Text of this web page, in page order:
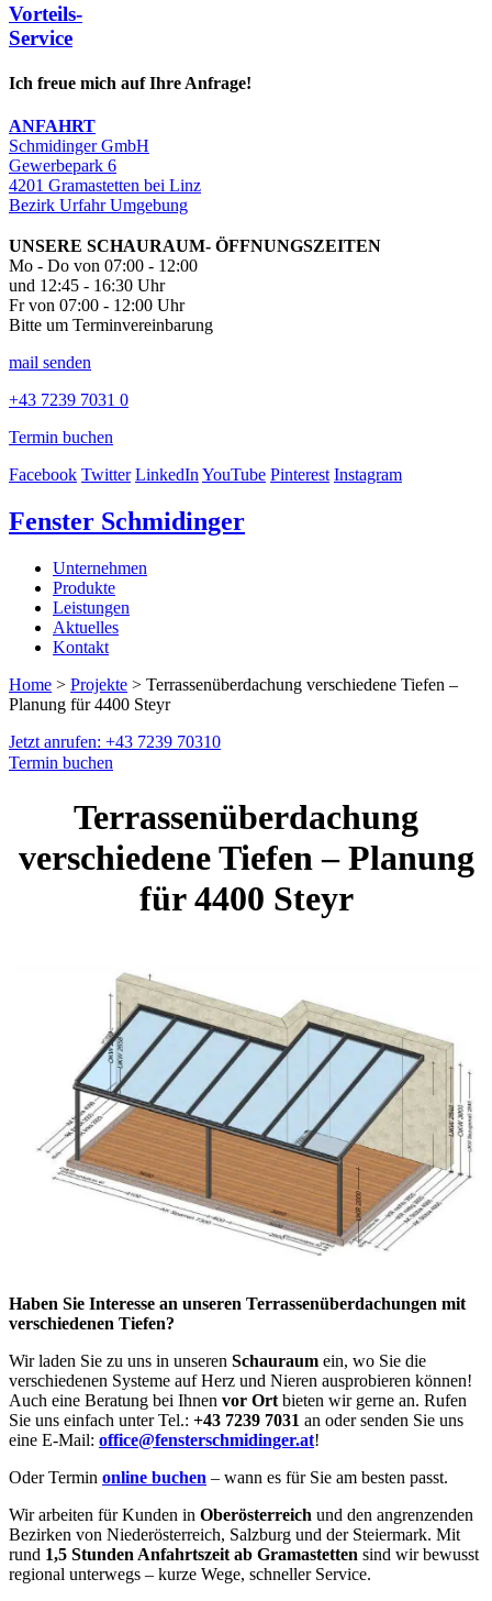
Vorteils-
Service
Ich freue mich auf Ihre Anfrage!
ANFAHRT
Schmidinger GmbH
Gewerbepark 6
4201 Gramastetten bei Linz
Bezirk Urfahr Umgebung
UNSERE SCHAURAUM- ÖFFNUNGSZEITEN
Mo - Do von 07:00 - 12:00
und 12:45 - 16:30 Uhr
Fr von 07:00 - 12:00 Uhr
Bitte um Terminvereinbarung
mail senden
+43 7239 7031 0
Termin buchen
Facebook Twitter LinkedInYouTube Pinterest Instagram
Fenster Schmidinger
Unternehmen
Produkte
Leistungen
Aktuelles
Kontakt
Home > Projekte > Terrassenüberdachung verschiedene Tiefen –
Planung für 4400 Steyr
Jetzt anrufen: +43 7239 70310
Termin buchen
Terrassenüberdachung
verschiedene Tiefen – Planung
für 4400 Steyr
Haben Sie Interesse an unseren Terrassenüberdachungen mit
verschiedenen Tiefen?
Wir laden Sie zu uns in unseren Schauraum ein, wo Sie die
verschiedenen Systeme auf Herz und Nieren ausprobieren können!
Auch eine Beratung bei Ihnen vor Ort bieten wir gerne an. Rufen
Sie uns einfach unter Tel.: +43 7239 7031 an oder senden Sie uns
eine E-Mail: office@fensterschmidinger.at!
Oder Termin online buchen – wann es für Sie am besten passt.
Wir arbeiten für Kunden in Oberösterreich und den angrenzenden
Bezirken von Niederösterreich, Salzburg und der Steiermark. Mit
rund 1,5 Stunden Anfahrtszeit ab Gramastetten sind wir bewusst
regional unterwegs – kurze Wege, schneller Service.